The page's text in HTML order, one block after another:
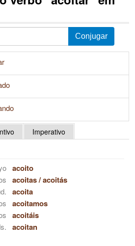
Imperativo
acoito
acoitas/acoitás
acoita
acoitamos
acoitáis
acoitan